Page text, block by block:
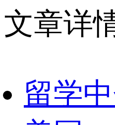
文章详
留学